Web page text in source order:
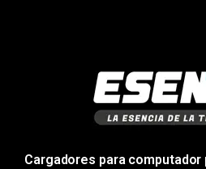
Cargadores para